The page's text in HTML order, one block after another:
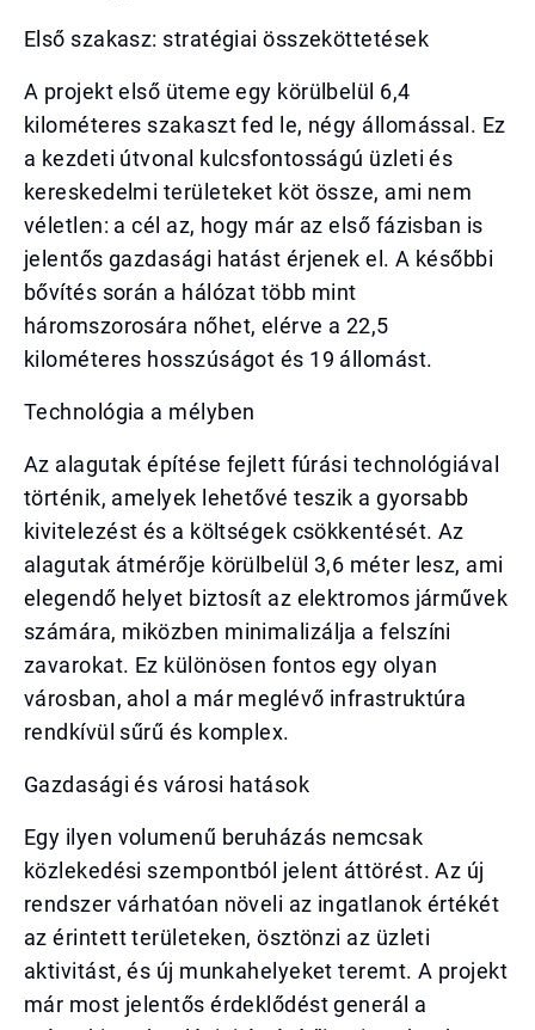
Első szakasz: stratégiai összeköttetések
A projekt első üteme egy körülbelül 6,4
kilométeres szakaszt fed le, négy állomással. Ez
a kezdeti útvonal kulcsfontosságú üzleti és
kereskedelmi területeket köt össze, ami nem
véletlen: a cél az, hogy már az első fázisban is
jelentős gazdasági hatást érjenek el. A későbbi
bővítés során a hálózat több mint
háromszorosára nőhet, elérve a 22,5
kilométeres hosszúságot és 19 állomást.
Technológia a mélyben
Az alagutak építése fejlett fúrási technológiával
történik, amelyek lehetővé teszik a gyorsabb
kivitelezést és a költségek csökkentését. Az
alagutak átmérője körülbelül 3,6 méter lesz, ami
elegendő helyet biztosít az elektromos járművek
számára, miközben minimalizálja a felszíni
zavarokat. Ez különösen fontos egy olyan
városban, ahol a már meglévő infrastruktúra
rendkívül sűrű és komplex.
Gazdasági és városi hatások
Egy ilyen volumenű beruházás nemcsak
közlekedési szempontból jelent áttörést. Az új
rendszer várhatóan növeli az ingatlanok értékét
az érintett területeken, ösztönzi az üzleti
aktivitást, és új munkahelyeket teremt. A projekt
már most jelentős érdeklődést generál a